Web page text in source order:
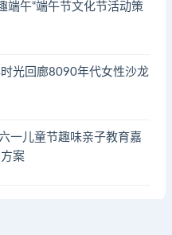
端午“端午节文化节活动策
光回廊8090年代女性沙龙
一儿童节趣味亲子教育嘉
案